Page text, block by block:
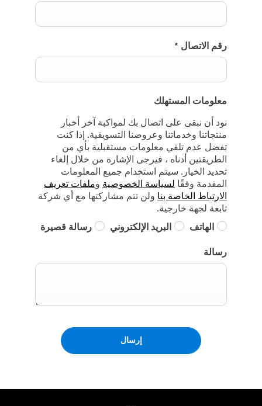
رقم الاتصال *
معلومات المستهلك
نود أن نبقى على اتصال بك لمواكبة آخر أخبار
منتجاتنا وخدماتنا وعروضنا التسويقية. إذا كنت
تفضل عدم تلقي معلومات مستقبلية بأي من
الطريقتين أدناه ، فيرجى الإشارة من خلال إلغاء
تحديد الخيار. سيتم استخدام جميع المعلومات
المقدمة وفقًا لسياسة الخصوصية وملفات تعريف
الارتباط الخاصة بنا ولن تتم مشاركتها مع أي شركة
تابعة لجهة خارجية.
الهاتف
البريد الإلكتروني رسالة قصيرة
رسالة
إرسال